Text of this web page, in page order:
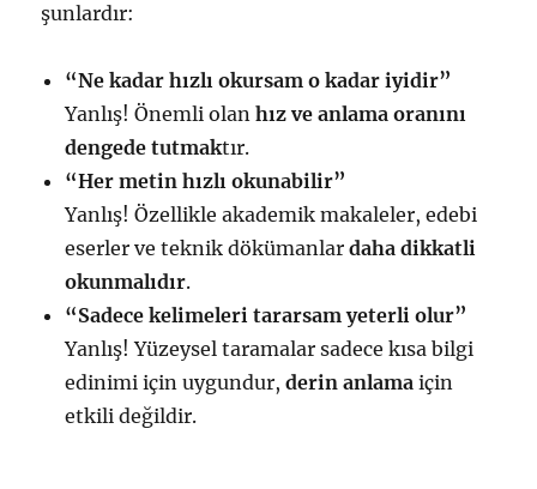
şunlardır:
“Ne kadar hızlı okursam o kadar iyidir”
Yanlış! Önemli olanhız ve anlama oranını
dengede tutmaktır.
“Her metin hızlı okunabilir”
Yanlış! Özellikle akademik makaleler, edebi
eserler ve teknik dökümanlardaha dikkatli
okunmalıdır.
“Sadece kelimeleri tararsam yeterli olur”
Yanlış! Yüzeysel taramalar sadece kısa bilgi
edinimi için uygundur,derin anlama için
etkili değildir.